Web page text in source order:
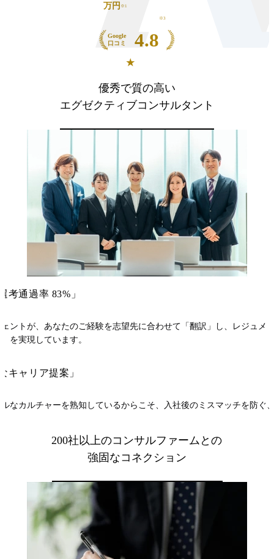
万円 ※1
Google
口コミ
★
4.8
※3
優秀で質の高い
エグゼクティブコンサルタント
考通過率 83%」
ントが、あなたのご経験を志望先に合わせて「翻訳」し、レジュメ
を実現しています。
キャリア提案」
なカルチャーを熟知しているからこそ、入社後のミスマッチを防ぐ
200社以上のコンサルファームとの
強固なコネクション